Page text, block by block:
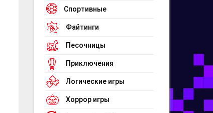
Спортивные
Файтинги
Песочницы
Приключения
Логические игры
Хоррор игры